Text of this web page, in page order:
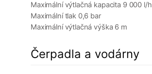
Maximální výtlačná kapacita 9 000 l/h
Maximální tlak 0,6 bar
Maximální výtlačná výška 6 m
Čerpadla a vodárny